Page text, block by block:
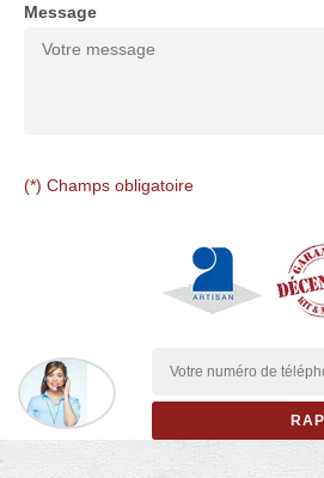
Message
(*) Champs obligatoire